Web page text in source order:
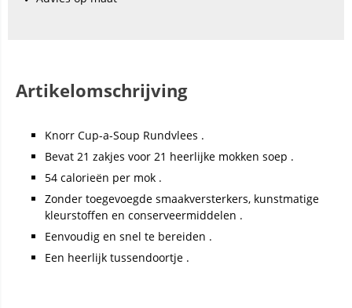
Artikelomschrijving
Knorr Cup-a-Soup Rundvlees .
Bevat 21 zakjes voor 21 heerlijke mokken soep .
54 calorieën per mok .
Zonder toegevoegde smaakversterkers, kunstmatige
kleurstoffen en conserveermiddelen .
Eenvoudig en snel te bereiden .
Een heerlijk tussendoortje .